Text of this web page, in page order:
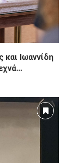
Ιωαννίδη